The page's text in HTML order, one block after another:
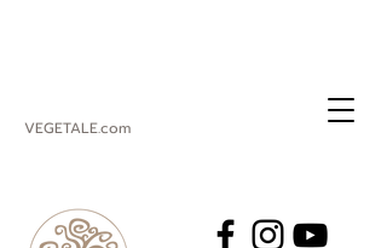
VEGETALE.com